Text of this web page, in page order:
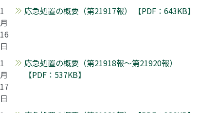
1
月
16
日
応急処置の概要（第21917報） 【PDF：643KB】
1
月
17
日
応急処置の概要（第21918報～第21920報）
【PDF：537KB】